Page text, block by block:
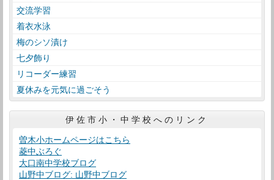
交流学習
着衣水泳
梅のシソ漬け
七夕飾り
リコーダー練習
夏休みを元気に過ごそう
伊佐市小・中学校へのリンク
曽木小ホームページはこちら
菱中ぶろぐ
大口南中学校ブログ
山野中ブログ: 山野中ブログ